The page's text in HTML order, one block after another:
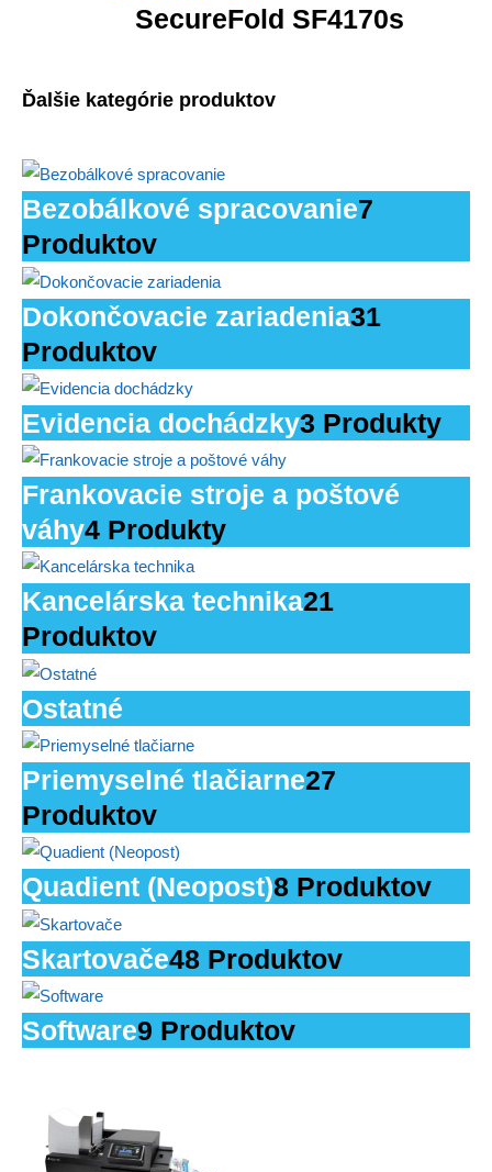
SecureFold SF4170s
Ďalšie kategórie produktov
Bezobálkové spracovanie7
Produktov
Dokončovacie zariadenia31
Produktov
Evidencia dochádzky3 Produkty
Frankovacie stroje a poštové
váhy4 Produkty
Kancelárska technika21
Produktov
Ostatné
Priemyselné tlačiarne27
Produktov
Quadient (Neopost)8 Produktov
Skartovače48 Produktov
Software9 Produktov